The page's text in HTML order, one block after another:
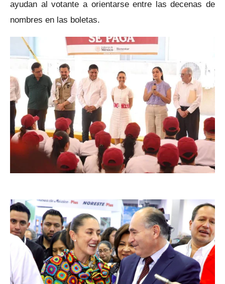
ayudan al votante a orientarse entre las decenas de
nombres en las boletas.